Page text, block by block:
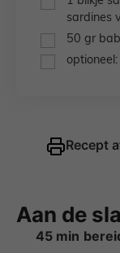
sardines
▢
50 gr
▢
optioneel:
Recept
Aan de
45minuten
min